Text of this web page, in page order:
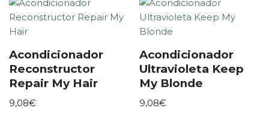
Acondicionador
Reconstructor
Repair My Hair
9,08€
Acondicionador
Ultravioleta Keep
My Blonde
9,08€